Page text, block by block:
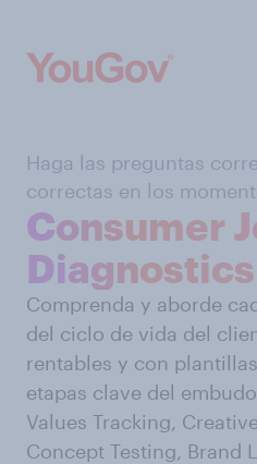
Haga las preguntas
correctas en los
Consumer
Diagnostics
Comprenda y aborde
del ciclo de vida del
rentables y con
etapas clave del
Values Tracking,
Concept Testing, Brand